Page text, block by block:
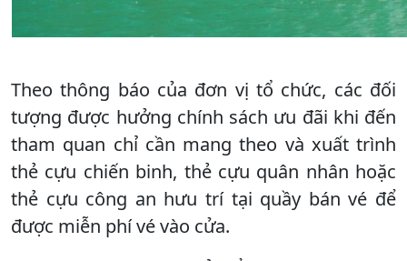
Theo thông báo của đơn vị tổ chức, các đối
tượng được hưởng chính sách ưu đãi khi đến
tham quan chỉ cần mang theo và xuất trình
thẻ cựu chiến binh, thẻ cựu quân nhân hoặc
thẻ cựu công an hưu trí tại quầy bán vé để
được miễn phí vé vào cửa.